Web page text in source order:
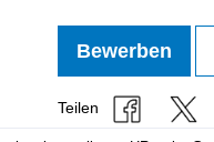
Bewerben
Teilen